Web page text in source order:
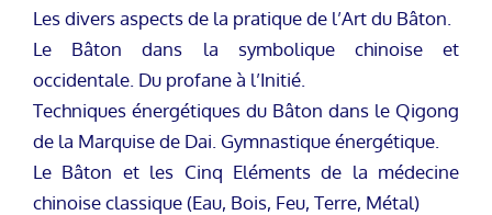
Les divers aspects de la pratique de l’Art du Bâton.
Le Bâton dans la symbolique chinoise et
occidentale. Du profane à l’Initié.
Techniques énergétiques du Bâton dans le Qigong
de la Marquise de Dai. Gymnastique énergétique.
Le Bâton et les Cinq Eléments de la médecine
chinoise classique (Eau, Bois, Feu, Terre, Métal)